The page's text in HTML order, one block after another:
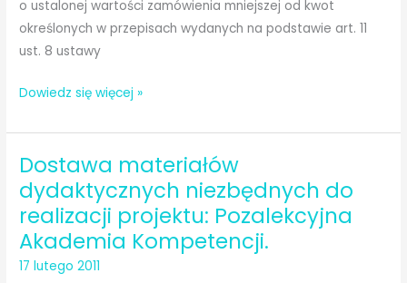
przy
użyciu
równiarki.
o ustalonej wartości zamówienia mniejszej od kwot
określonych w przepisach wydanych na podstawie art. 11
ust. 8 ustawy
Przebudowa
rozbudowa
infrastruktury
szkół
prowadzonych
przez
Powiat
Bialski
Dowiedz się więcej »
Dostawa materiałów
dydaktycznych niezbędnych do
realizacji projektu: Pozalekcyjna
Akademia Kompetencji.
17 lutego 2011